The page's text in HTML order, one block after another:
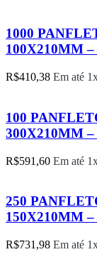
1000
100X210MM –
R$410,38 Em até
100
300X210MM –
R$591,60 Em até
250
150X210MM
R$731,98 Em até